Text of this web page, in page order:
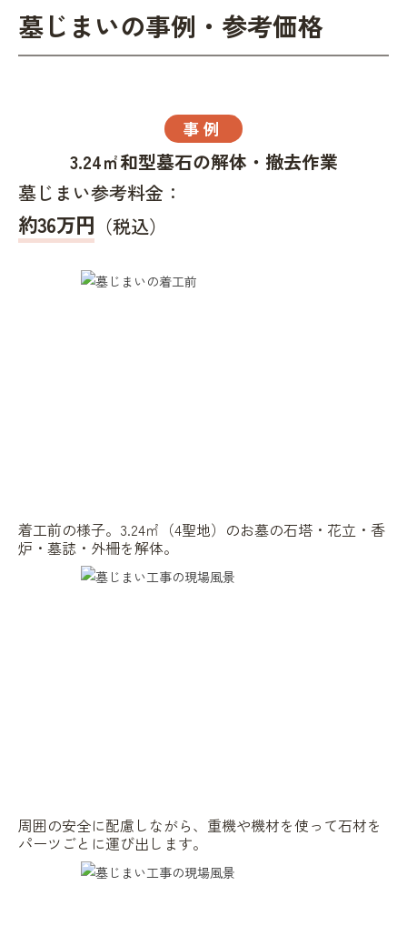
墓じまいの事例・参考価格
事例
3.24㎡和型墓石の解体・撤去作業
墓じまい参考料金：
約36万円 （税込）
着工前の様子。3.24㎡（4聖地）のお墓の石塔・花立・香
炉・墓誌・外柵を解体。
周囲の安全に配慮しながら、重機や機材を使って石材を
パーツごとに運び出します。